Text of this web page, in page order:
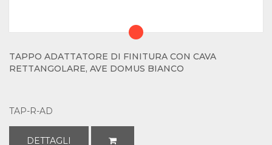
TAPPO ADATTATORE DI FINITURA CON CAVA
RETTANGOLARE, AVE DOMUS BIANCO
TAP-R-AD
DETTAGLI